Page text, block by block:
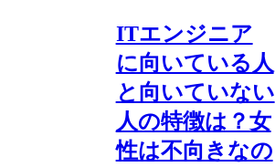
ITエンジニア
に向いている人
と向いていない
人の特徴は？女
性は不向きなの